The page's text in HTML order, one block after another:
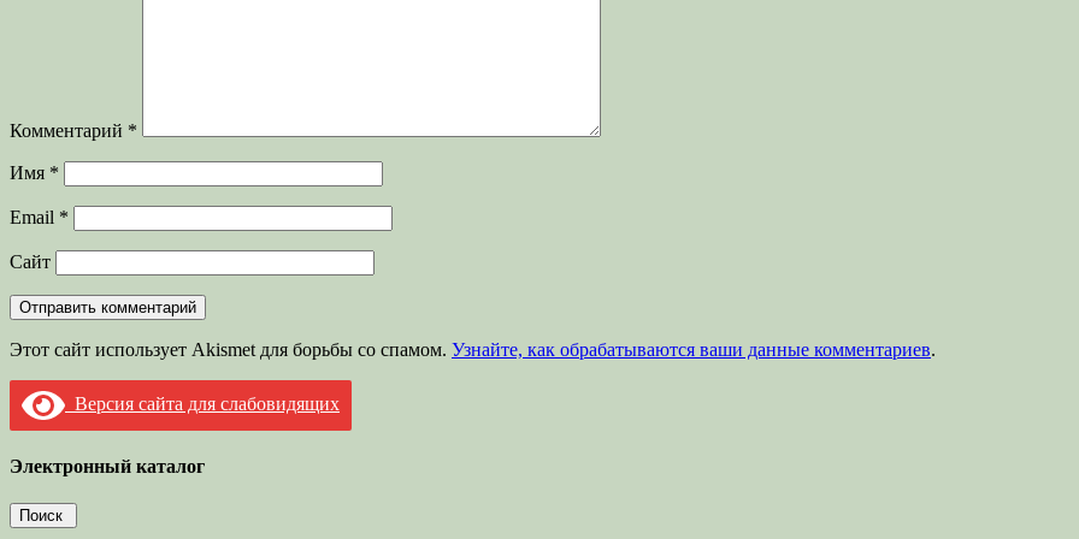
Комментарий *
Имя *
Email *
Сайт
Этот сайт использует Akismet для борьбы со спамом. Узнайте, как обрабатываются ваши данные комментариев.
Версия сайта для слабовидящих
Электронный каталог